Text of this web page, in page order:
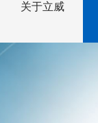
关于立威